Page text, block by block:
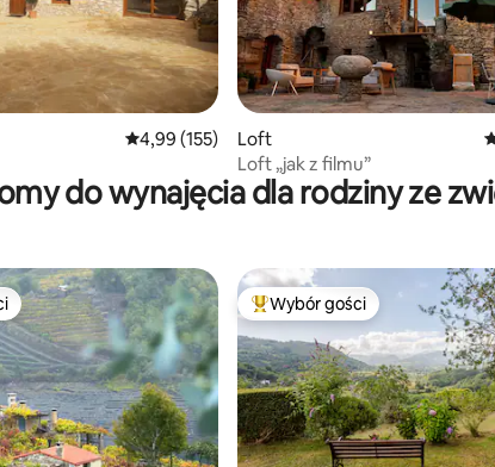
recenzji: 137
Średnia ocena: 4,99 na 5, liczba recenzji: 155
4,99 (155)
Loft
Loft „jak z filmu”
do wynajęcia dla rodziny ze
z kategorii Wybór gości Najpopularniejsze z kategorii
Wybór gości